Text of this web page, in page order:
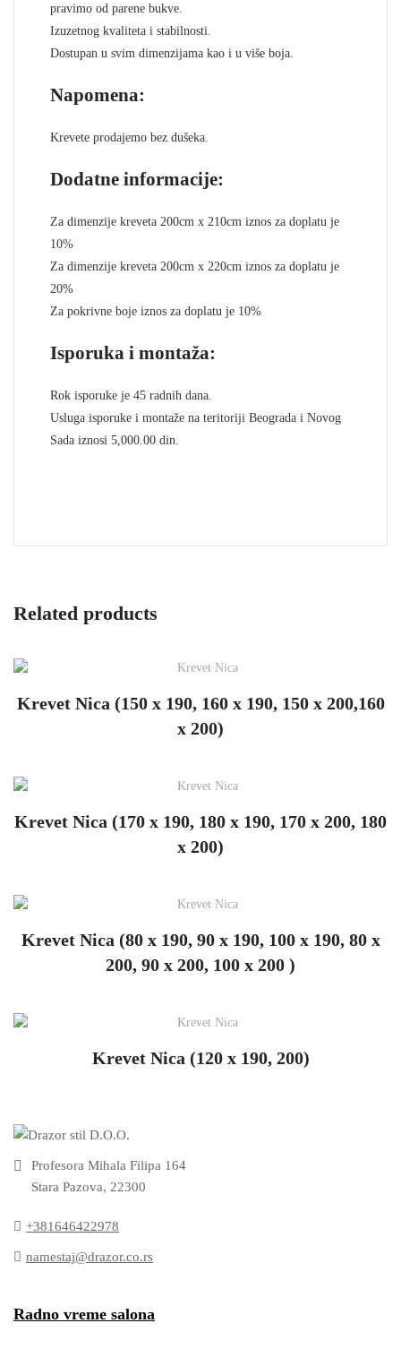
pravimo od parene bukve.
Izuzetnog kvaliteta i stabilnosti.
Dostupan u svim dimenzijama kao i u više boja.
Napomena:
Krevete prodajemo bez dušeka.
Dodatne informacije:
Za dimenzije kreveta 200cm x 210cm iznos za doplatu je
10%
Za dimenzije kreveta 200cm x 220cm iznos za doplatu je
20%
Za pokrivne boje iznos za doplatu je 10%
Isporuka i montaža:
Rok isporuke je 45 radnih dana.
Usluga isporuke i montaže na teritoriji Beograda i Novog
Sada iznosi 5,000.00 din.
Related products
Krevet Nica (150 x 190, 160 x 190, 150 x 200,160
x 200)
Krevet Nica (170 x 190, 180 x 190, 170 x 200, 180
x 200)
Krevet Nica (80 x 190, 90 x 190, 100 x 190, 80 x
200, 90 x 200, 100 x 200 )
Krevet Nica (120 x 190, 200)
Profesora Mihala Filipa 164
Stara Pazova, 22300
+381646422978
namestaj@drazor.co.rs
Radno vreme salona